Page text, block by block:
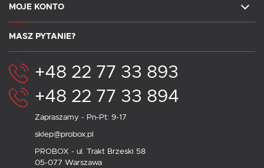
MOJE KONTO
MASZ PYTANIE?
+48 22 77 33 893
+48 22 77 33 894
Zapraszamy - Pn-Pt: 9-17
sklep@probox.pl
PROBOX - ul. Trakt Brzeski 58
05-077 Warszawa